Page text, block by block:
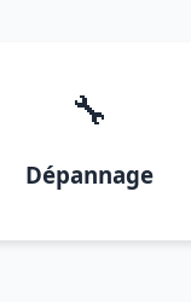
🔧
Dépannage